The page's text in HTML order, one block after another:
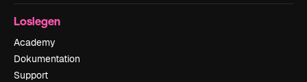
Loslegen
Academy
Dokumentation
Support